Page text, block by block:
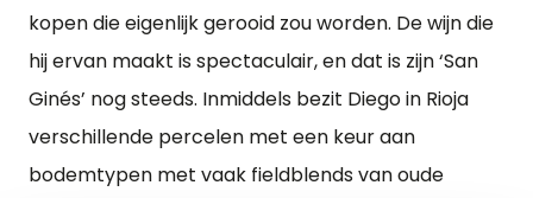
kopen die eigenlijk gerooid zou worden. De wijn die
hij ervan maakt is spectaculair, en dat is zijn ‘San
Ginés’ nog steeds. Inmiddels bezit Diego in Rioja
verschillende percelen met een keur aan
bodemtypen met vaak fieldblends van oude